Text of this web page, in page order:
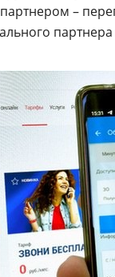
–